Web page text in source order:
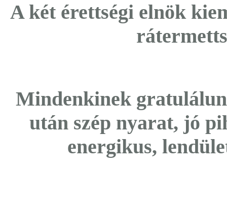
A két érettségi elnök
Mindenkinek
után szép nyarat, jó
energikus,